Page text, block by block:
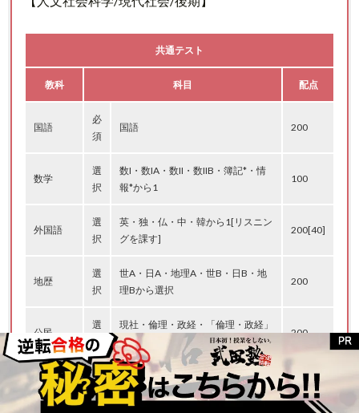
共通テスト
教科 科目 配点
国語
必
須
国語 200
数学
選
択
数I・数IA・数II・数IIB・簿記*・情
報*から1
100
外国語
選
択
英・独・仏・中・韓から1[リスニン
グを課す]
200[40]
地歴
選
択
世A・日A・地理A・世B・日B・地
理Bから選択
200
公民
選
択
現社・倫理・政経・「倫理・政経」
から選択
200
理科
選
択
物基・化基・生基地学基から2、 ま
たは物・化・生・地学から1
100